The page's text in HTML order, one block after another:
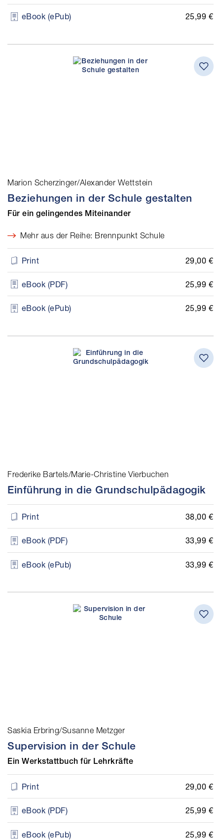
eBook (ePub) 25,99 €
Marion Scherzinger/Alexander Wettstein
Beziehungen in der Schule gestalten
Für ein gelingendes Miteinander
Mehr aus der Reihe: Brennpunkt Schule
Print 29,00 €
eBook (PDF) 25,99 €
eBook (ePub) 25,99 €
Frederike Bartels/Marie-Christine Vierbuchen
Einführung in die Grundschulpädagogik
Print 38,00 €
eBook (PDF) 33,99 €
eBook (ePub) 33,99 €
Saskia Erbring/Susanne Metzger
Supervision in der Schule
Ein Werkstattbuch für Lehrkräfte
Print 29,00 €
eBook (PDF) 25,99 €
eBook (ePub) 25,99 €